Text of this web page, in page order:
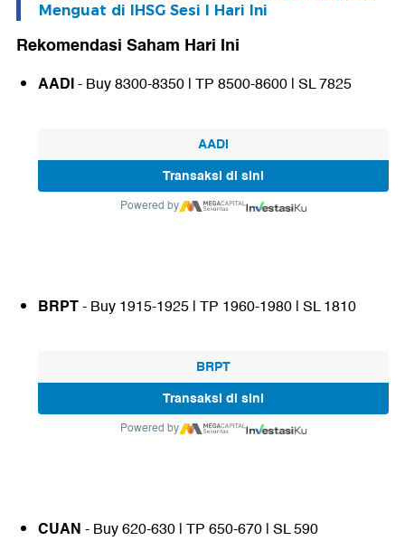
Menguat di IHSG Sesi I Hari Ini
Rekomendasi Saham Hari Ini
AADI- Buy 8300-8350 | TP 8500-8600 | SL 7825
AADI
Transaksi di sini
Powered by
BRPT- Buy 1915-1925 | TP 1960-1980 | SL 1810
BRPT
Transaksi di sini
Powered by
CUAN- Buy 620-630 | TP 650-670 | SL 590